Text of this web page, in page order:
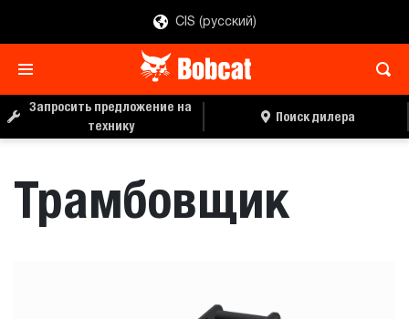
CIS (русский)
Запросить предложение на
технику
Поиск дилера
Трамбовщик
ЗАПРОС ЦЕНЫ ПОИСК ДИЛЕРА